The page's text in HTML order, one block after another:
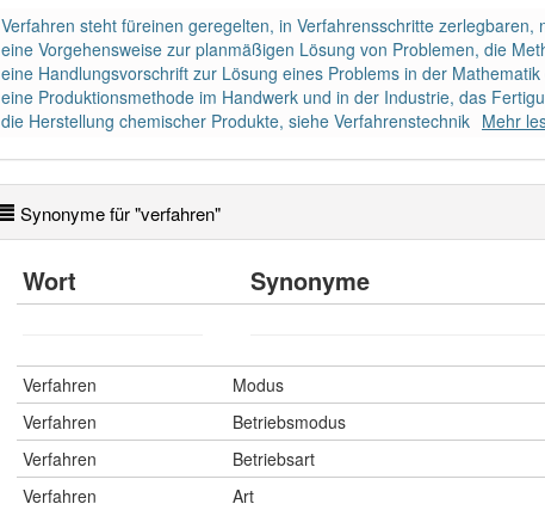
Verfahren steht füreinen geregelten, in Verfahrensschritte
eine Vorgehensweise zur planmäßigen Lösung von Problemen, die
eine Handlungsvorschrift zur Lösung eines Problems in der
eine Produktionsmethode im Handwerk und in der Industrie, das
die Herstellung chemischer Produkte, siehe Verfahrenstechnik Mehr
Synonyme für "verfahren"
Wort Synonyme
Verfahren
Modus
Verfahren
Betriebsmodus
Verfahren
Betriebsart
Verfahren
Art